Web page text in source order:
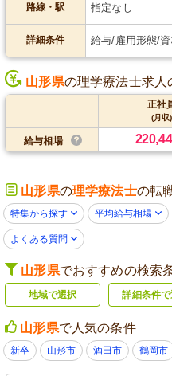
路線・駅 指定なし
詳細条件 給与/雇用形態/
山形県の理学療法士求人
正社
(月収)
給与相場
山形県の理学療法士の転
特集から探す 平均給与相場
よくある質問
山形県でおすすめの検索
地域で選択 詳細条件
山形県で人気の条件
新卒 山形市 酒田市 鶴岡市